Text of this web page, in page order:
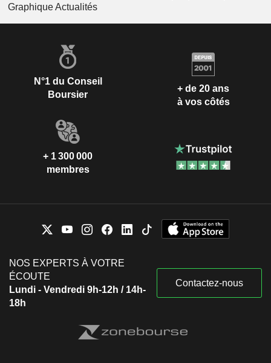
Graphique Actualités
N°1 du Conseil
Boursier
+ de 20 ans
à vos côtés
+ 1 300 000
membres
NOS EXPERTS À VOTRE
ÉCOUTE
Lundi - Vendredi 9h-12h / 14h-
18h
Contactez-nous